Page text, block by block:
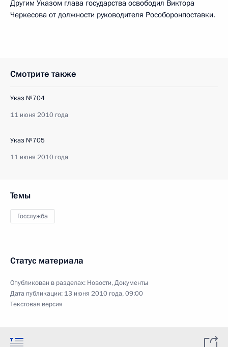
Другим Указом глава государства освободил Виктора
Черкесова от должности руководителя Рособоронпоставки.
Смотрите также
Указ №704
11 июня 2010 года
Указ №705
11 июня 2010 года
Темы
Госслужба
Статус материала
Опубликован в разделах: Новости,Документы
Дата публикации: 13 июня 2010 года, 09:00
Текстовая версия